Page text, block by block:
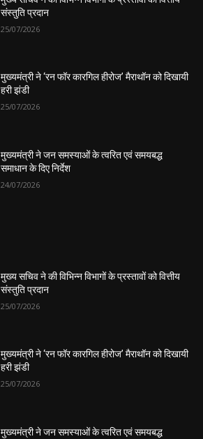
संस्तुति प्रदान
25/07/2026
मुख्यमंत्री ने ‘रन फॉर कारगिल हीरोज’ मैराथॉन को दिखायी
हरी झंडी
25/07/2026
मुख्यमंत्री ने जन समस्याओं के त्वरित एवं समयबद्ध
समाधान के दिए निर्देश
24/07/2026
मुख्य सचिव ने की विभिन्न विभागों के प्रस्तावों को वित्तीय
संस्तुति प्रदान
25/07/2026
मुख्यमंत्री ने ‘रन फॉर कारगिल हीरोज’ मैराथॉन को दिखायी
हरी झंडी
25/07/2026
मुख्यमंत्री ने जन समस्याओं के त्वरित एवं समयबद्ध